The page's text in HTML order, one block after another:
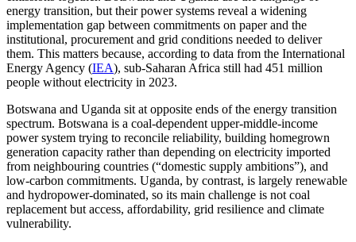
energy transition, but their power systems reveal a widening
implementation gap between commitments on paper and the
institutional, procurement and grid conditions needed to deliver
them. This matters because, according to data from the International
Energy Agency (IEA), sub-Saharan Africa still had 451 million
people without electricity in 2023.
Botswana and Uganda sit at opposite ends of the energy transition
spectrum. Botswana is a coal-dependent upper-middle-income
power system trying to reconcile reliability, building homegrown
generation capacity rather than depending on electricity imported
from neighbouring countries (“domestic supply ambitions”), and
low-carbon commitments. Uganda, by contrast, is largely renewable
and hydropower-dominated, so its main challenge is not coal
replacement but access, affordability, grid resilience and climate
vulnerability.